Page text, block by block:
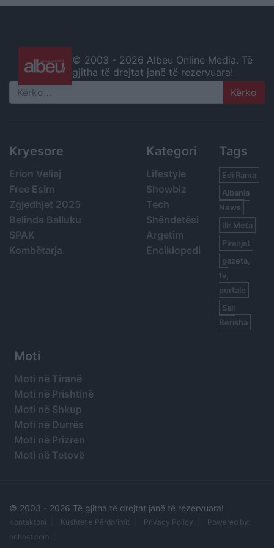
© 2003 - 2026 Albeu Online Media. Të
gjitha të drejtat janë të rezervuara!
Search
Kryesore
Erion Veliaj
Free Esim
Zgjedhjet 2025
Belinda Balluku
SPAK
Kombëtarja
Kategori
Lifestyle
Showbiz
Tech
Shëndetësi
Argetim
Enciklopedi
Tags
Edi Rama
Albania
News
Ilir Meta
Piranjat
gazeta,
tv,
portale
Sali
Berisha
Moti
Moti në Tiranë
Moti në Prishtinë
Moti në Shkup
Moti në Durrës
Moti në Prizren
Moti në Tetovë
© 2003 - 2026 Të gjitha të drejtat janë të rezervuara!
Kontaktoni Kushtet e Përdorimit Privacy Policy
Powered by:
orihost.com